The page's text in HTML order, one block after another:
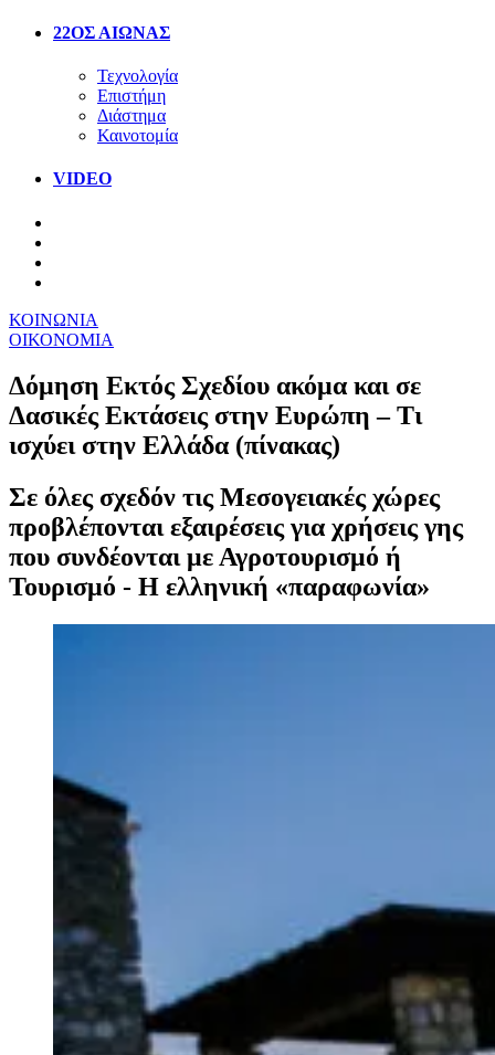
22ΟΣ ΑΙΩΝΑΣ
Τεχνολογία
Επιστήμη
Διάστημα
Καινοτομία
VIDEO
ΚΟΙΝΩΝΙΑ
ΟΙΚΟΝΟΜΙΑ
Δόμηση Εκτός Σχεδίου ακόμα και σε
Δασικές Εκτάσεις στην Ευρώπη – Τι
ισχύει στην Ελλάδα (πίνακας)
Σε όλες σχεδόν τις Μεσογειακές χώρες
προβλέπονται εξαιρέσεις για χρήσεις γης
που συνδέονται με Αγροτουρισμό ή
Τουρισμό - Η ελληνική «παραφωνία»